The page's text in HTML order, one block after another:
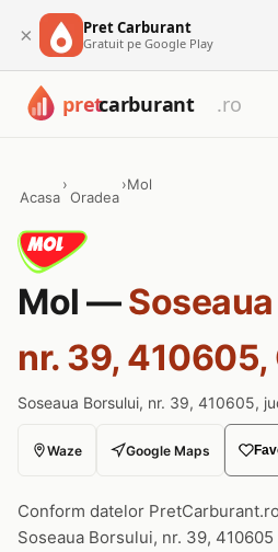
× Pret Carburant
Gratuit pe Google Play
Acasa
›
Oradea
›Mol
Mol —
nr. 39, 410605,
Soseaua Borsului, nr. 39, 410605,
Waze Google Maps
Conform datelor
Soseaua Borsului, nr. 39,